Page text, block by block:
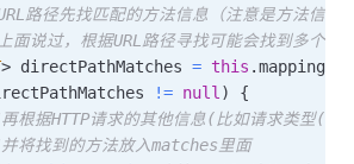
路径先找匹配的方法信息（注意是方法信息
面说过，根据URL路径寻找可能会找到多个
> directPathMatches = this .
!= null )
{
根据HTTP请求的其他信息(比如请求类型
将找到的方法放入matches里面